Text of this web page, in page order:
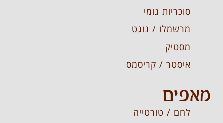
סוכריות גומי
מרשמלו / נוגט
מסטיק
איסטר / קריסמס
מאפים
לחם / טורטייה